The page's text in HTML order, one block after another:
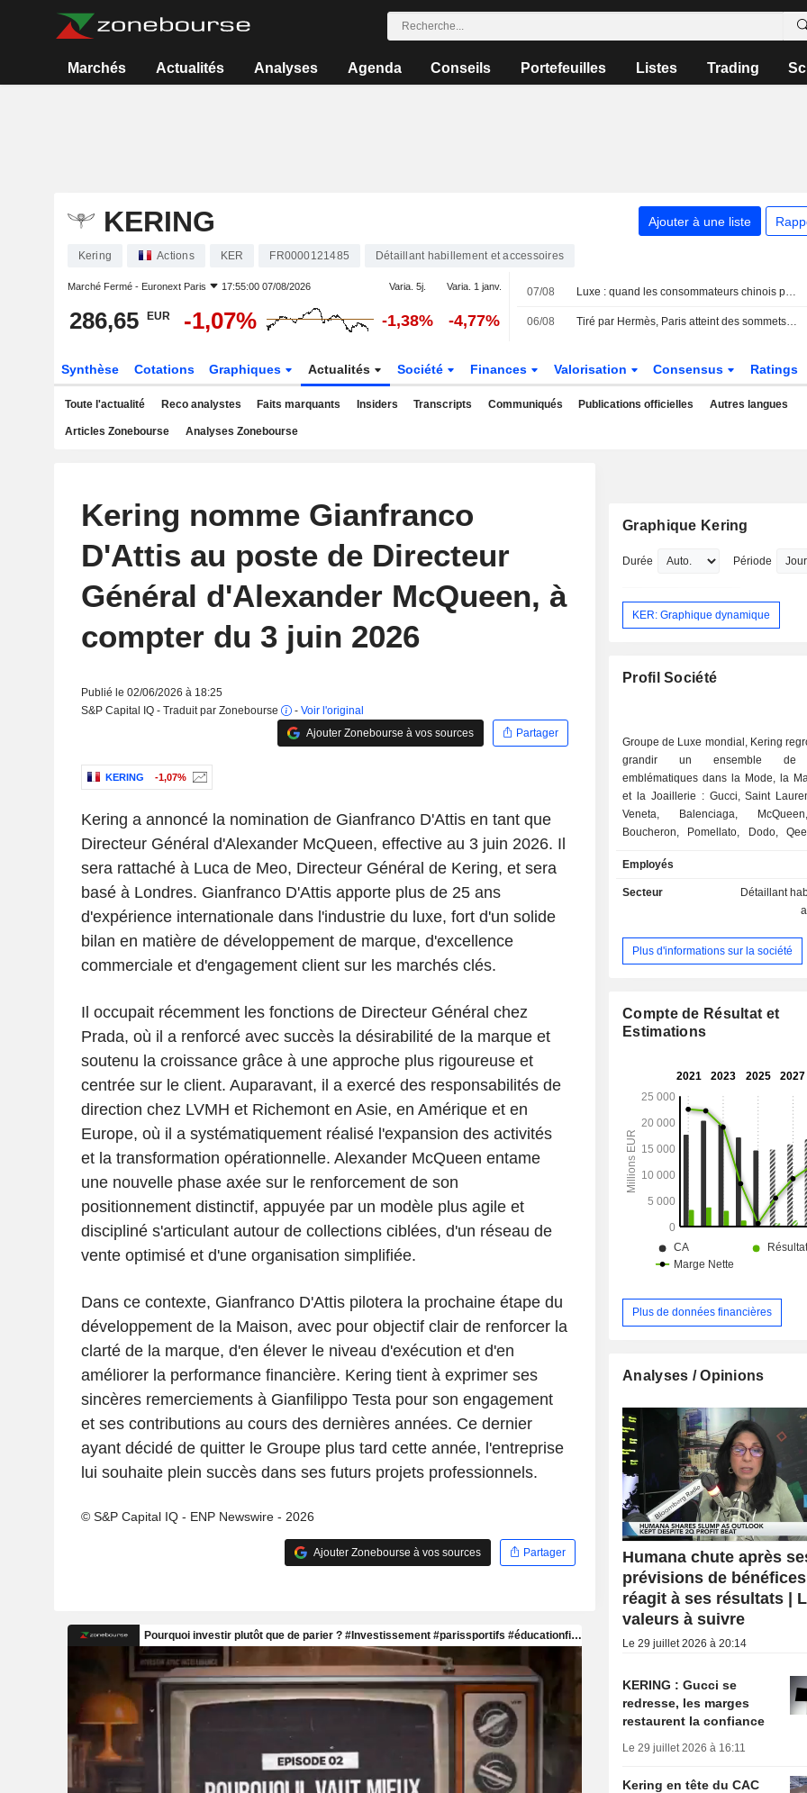
Marchés Actualités Analyses Agenda Conseils Portefeuilles Listes Trading
KERING Ajouter à une liste
Kering Actions KER FR0000121485 Détaillant habillement et accessoires
Marché Fermé - Euronext Paris 17:55:00 07/08/2026 Varia. 5j. Varia. 1 janv.
286,65 EUR -1,07% -1,38% -4,77%
07/08 Luxe : quand les consommateurs chinois préfèrent une crème plutôt qu'un sac
06/08 Tiré par Hermès, Paris atteint des sommets inexplorés
Synthèse Cotations Graphiques Actualités Société Finances Valorisation Consensus Ratings
Toute l'actualité Reco analystes Faits marquants Insiders Transcripts Communiqués Publications officielles Autres langues
Articles Zonebourse Analyses Zonebourse
Kering nomme Gianfranco
D'Attis au poste de Directeur
Général d'Alexander McQueen, à
compter du 3 juin 2026
Publié le 02/06/2026 à 18:25
S&P Capital IQ - Traduit par Zonebourse
- Voir l'original
Ajouter Zonebourse à vos sources
Partager
KERING -1,07%
Kering a annoncé la nomination de Gianfranco D'Attis en tant que
Directeur Général d'Alexander McQueen, effective au 3 juin 2026. Il
sera rattaché à Luca de Meo, Directeur Général de Kering, et sera
basé à Londres. Gianfranco D'Attis apporte plus de 25 ans
d'expérience internationale dans l'industrie du luxe, fort d'un solide
bilan en matière de développement de marque, d'excellence
commerciale et d'engagement client sur les marchés clés.
Il occupait récemment les fonctions de Directeur Général chez
Prada, où il a renforcé avec succès la désirabilité de la marque et
soutenu la croissance grâce à une approche plus rigoureuse et
centrée sur le client. Auparavant, il a exercé des responsabilités de
direction chez LVMH et Richemont en Asie, en Amérique et en
Europe, où il a systématiquement réalisé l'expansion des activités
et la transformation opérationnelle. Alexander McQueen entame
une nouvelle phase axée sur le renforcement de son
positionnement distinctif, appuyée par un modèle plus agile et
discipliné s'articulant autour de collections ciblées, d'un réseau de
vente optimisé et d'une organisation simplifiée.
Dans ce contexte, Gianfranco D'Attis pilotera la prochaine étape du
développement de la Maison, avec pour objectif clair de renforcer la
clarté de la marque, d'en élever le niveau d'exécution et d'en
améliorer la performance financière. Kering tient à exprimer ses
sincères remerciements à Gianfilippo Testa pour son engagement
et ses contributions au cours des dernières années. Ce dernier
ayant décidé de quitter le Groupe plus tard cette année, l'entreprise
lui souhaite plein succès dans ses futurs projets professionnels.
© S&P Capital IQ - ENP Newswire - 2026
Ajouter Zonebourse à vos sources Partager
Graphique Kering
Durée Période
KER: Graphique dynamique
Profil Société
Groupe de Luxe mondial, Kering
grandir un ensemble de
emblématiques dans la Mode, la
et la Joaillerie : Gucci, Saint
Veneta, Balenciaga,
Boucheron, Pomellato, Dodo,
Beauté. En plaçant la création au coeur de sa
stratégie, Kering permet à ses
repousser leurs limites en termes
responsable. C'est le sens de sa
Empowering Imagination. En 2025, Kering
détenait un réseau de 1 719
propre, implantés notamment en
France (5,6%), Europe de
Japon (7,9%), Asie-Pacifique
du Nord (24,2%) et autres (9,2%).
Employés
Secteur
Détaillant
Plus d'informations sur la société
Compte de Résultat et
Estimations
Plus de données financières
Analyses / Opinions
Humana chute après
prévisions de
réagit à ses résultats |
valeurs à suivre
Le 29 juillet 2026 à 20:14
KERING : Gucci se
redresse, les marges
restaurent la confiance
Le 29 juillet 2026 à 16:11
Kering en tête du CAC